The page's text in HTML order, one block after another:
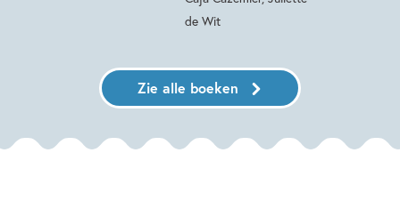
de Wit
Zie alle boeken